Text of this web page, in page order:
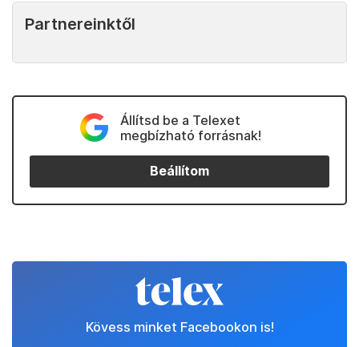
Partnereinktől
Állítsd be a Telexet
megbízható forrásnak!
Beállítom
Kövess minket Facebookon is!